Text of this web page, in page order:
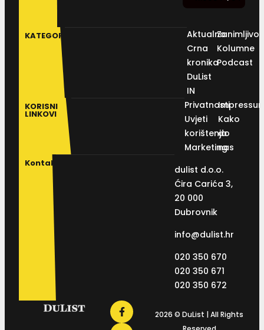
KATEGORIJE
Aktualno
Crna
kronika
DuList
IN
Kolumne
Podcast
KORISNI
LINKOVI
Privatnosti
Uvjeti
korištenja
Marketing
Kako
do
nas
Kontakt
dulist d.o.o.
Ćira Carića 3,
20 000
Dubrovnik
info@dulist.hr
020 350 670
020 350 671
020 350 672
2026 © DuList | All Rights